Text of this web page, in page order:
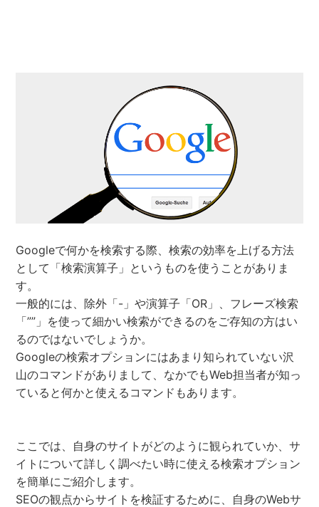
Googleで何かを検索する際、検索の効率を上げる方法
として「検索演算子」というものを使うことがありま
す。
一般的には、除外「-」や演算子「OR」、フレーズ検索
「””」を使って細かい検索ができるのをご存知の方はい
るのではないでしょうか。
Googleの検索オプションにはあまり知られていない沢
山のコマンドがありまして、なかでもWeb担当者が知っ
ていると何かと使えるコマンドもあります。
ここでは、自身のサイトがどのように観られていか、サ
イトについて詳しく調べたい時に使える検索オプション
を簡単にご紹介します。
SEOの観点からサイトを検証するために、自身のWebサ